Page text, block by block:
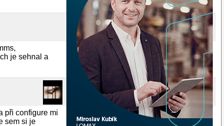
je sehnal a
při configure mi
sem si je